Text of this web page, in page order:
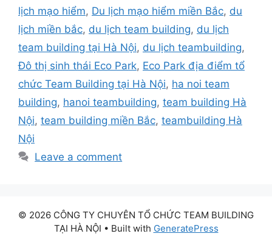
lịch mạo hiểm, Du lịch mạo hiểm miền Bắc, du
lịch miền bắc, du lịch team building, du lịch
team building tại Hà Nội, du lịch teambuilding,
Đô thị sinh thái Eco Park, Eco Park địa điểm tổ
chức Team Building tại Hà Nội, ha noi team
building, hanoi teambuilding, team building Hà
Nội, team building miền Bắc, teambuilding Hà
Nội
Leave a comment
© 2026 CÔNG TY CHUYÊN TỔ CHỨC TEAM BUILDING
TẠI HÀ NỘI • Built with GeneratePress